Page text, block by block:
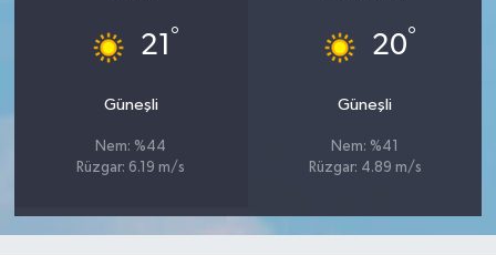
21 °
Güneşli
Nem: %44
Rüzgar: 6.19 m/s
20°
Güneşli
Nem: %41
Rüzgar: 4.89 m/s